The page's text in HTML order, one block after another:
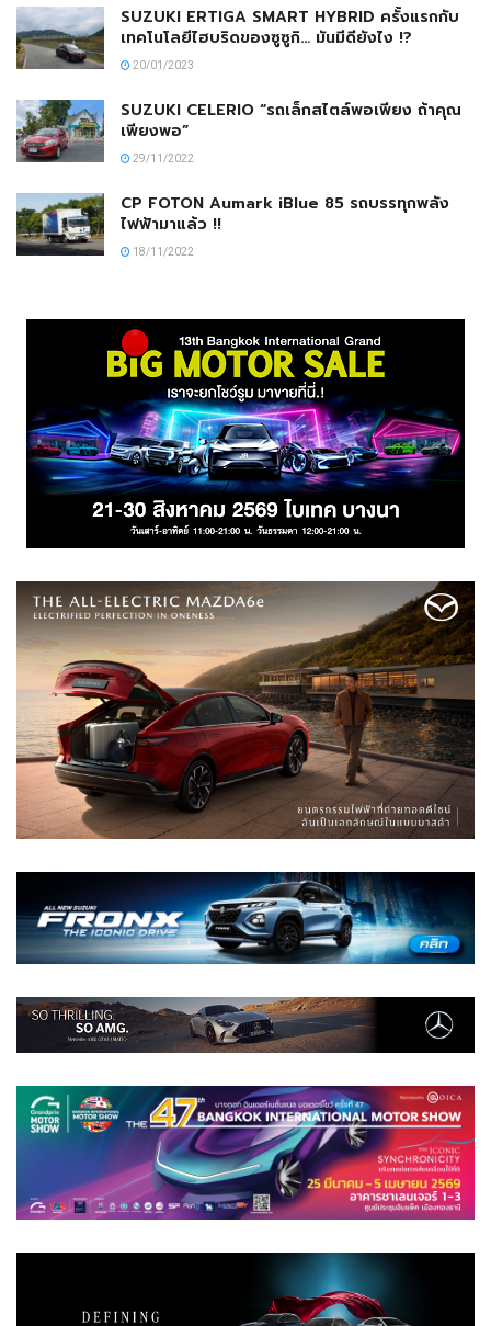
SUZUKI ERTIGA SMART HYBRID ครั้งแรกกับ
เทคโนโลยีไฮบริดของซูซูกิ… มันมีดียังไง !?
20/01/2023
SUZUKI CELERIO “รถเล็กสไตล์พอเพียง ถ้าคุณ
เพียงพอ”
29/11/2022
CP FOTON Aumark iBlue 85 รถบรรทุกพลัง
ไฟฟ้ามาแล้ว !!
18/11/2022